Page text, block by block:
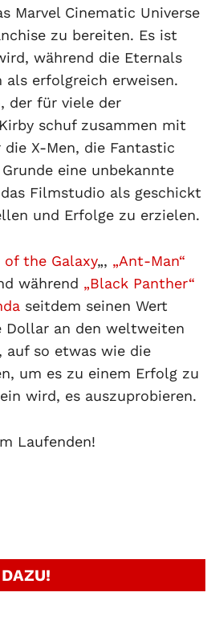
Marvel Cinematic Universe
zu bereiten. Es ist
während die Eternals
erfolgreich erweisen.
der für viele der
schuf zusammen mit
X-Men, die Fantastic
eine unbekannte
Filmstudio als geschickt
und Erfolge zu erzielen.
of the Galaxy„, „Ant-Man“
während „Black Panther“
seitdem seinen Wert
Dollar an den weltweiten
auf so etwas wie die
um es zu einem Erfolg zu
wird, es auszuprobieren.
Laufenden!